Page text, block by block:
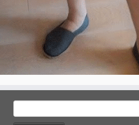
Rechercher :